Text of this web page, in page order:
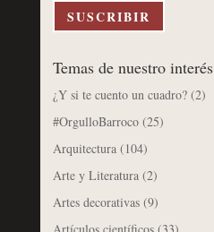
electrónico
SUSCRIBIR
Temas de nuestro interés
¿Y si te cuento un cuadro?(2)
#OrgulloBarroco(25)
Arquitectura(104)
Arte y Literatura(2)
Artes decorativas(9)
Artículos científicos(33)